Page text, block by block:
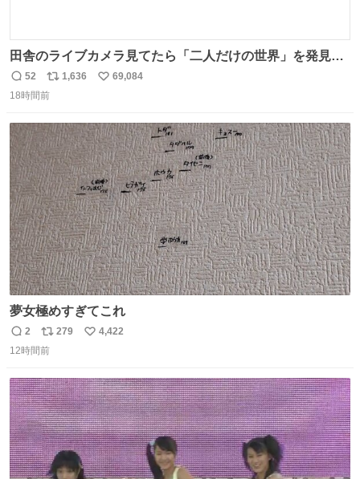
田舎のライブカメラ見てたら「二人だけの世界」を発見し
た
返
信
52
リ
ポ
ト
数
1,636
い
数
69,084
18時間前
夢女極めすぎてこれ
返
信
2
リ
ポ
ト
数
279
い
数
4,422
12時間前